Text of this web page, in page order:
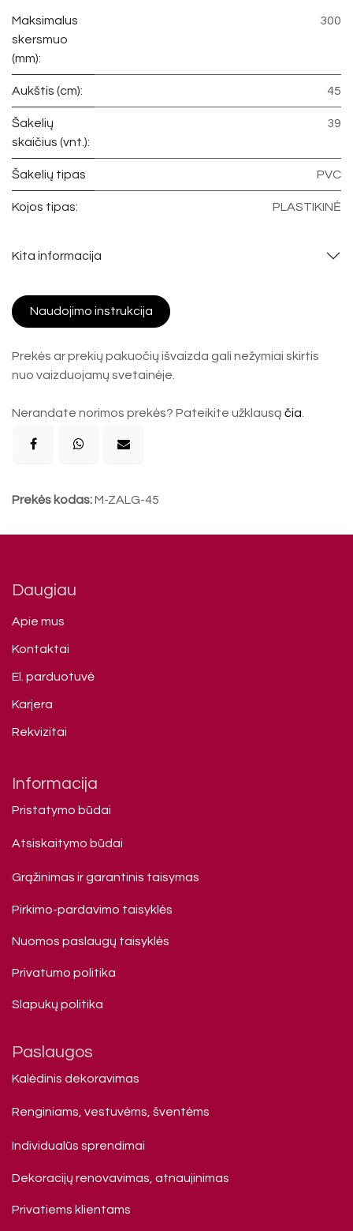
Maksimalus
skersmuo
(mm):
300
Aukštis (cm): 45
Šakelių
skaičius (vnt.):
39
Šakelių tipas PVC
Kojos tipas: PLASTIKINĖ
Kita informacija
Naudojimo instrukcija
Prekės ar prekių pakuočių išvaizda gali nežymiai skirtis
nuo vaizduojamų svetainėje.
Nerandate norimos prekės? Pateikite užklausą čia
Prekės kodas:M-ZALG-45
Daugiau
Apie mus
Kontaktai
El. parduotuvė
Karjera
Rekvizitai
Informacija
Pristatymo būdai
Atsiskaitymo būdai
Grąžinimas ir garantinis taisymas
Pirkimo-pardavimo taisyklės
Nuomos paslaugų taisyklės
Privatumo politika
Slapukų politika
Paslaugos
Kalėdinis dekoravimas
Renginiams, vestuvėms, šventėms
Individualūs sprendimai
Dekoracijų renovavimas, atnaujinimas
Privatiems klienta​ms